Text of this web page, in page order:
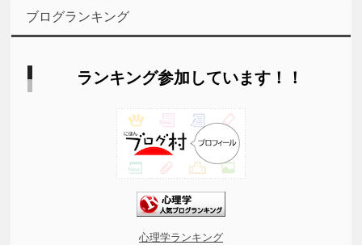
ブログランキング
ランキング参加しています！！
心理学ランキング